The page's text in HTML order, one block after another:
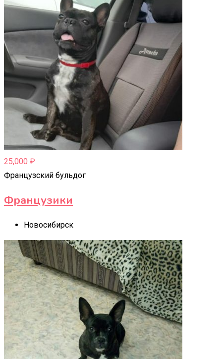
25,000 ₽
Французский бульдог
Французики
Новосибирск